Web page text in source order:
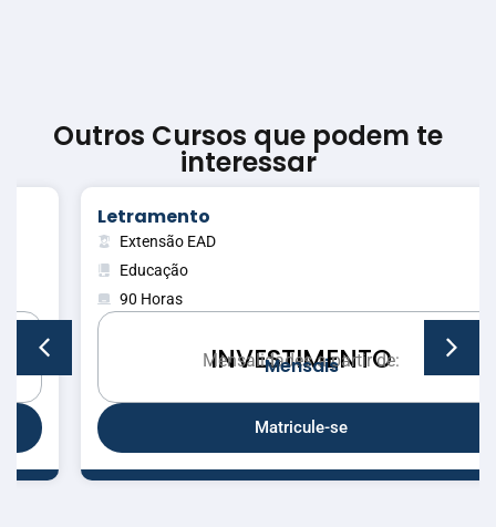
Outros Cursos que podem te
interessar
Letramento
Extensão EAD
Educação
90 Horas
INVESTIMENTO
Mensalidades a partir de:
Mensais
Matricule-se